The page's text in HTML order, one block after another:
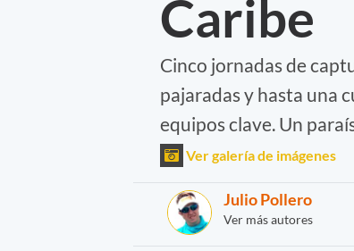
Caribe
Cinco jornadas de
pajaradas y hasta una
equipos clave. Un
Ver galería de imágenes
Julio Pollero
Ver más autores